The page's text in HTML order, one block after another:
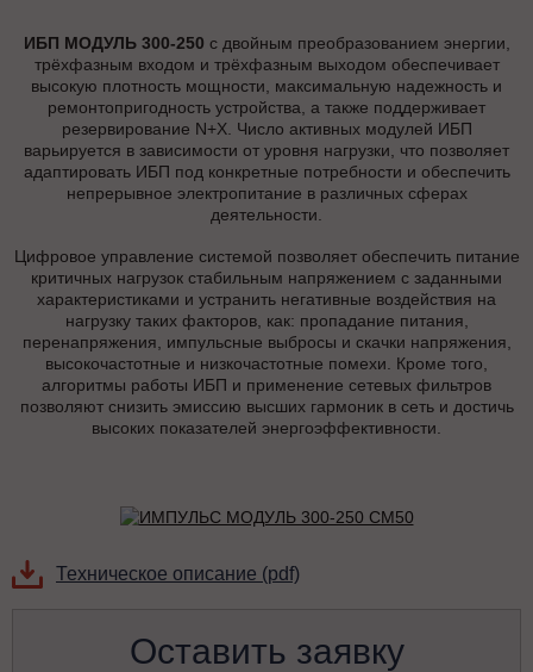
ИБП МОДУЛЬ 300-250 с двойным преобразованием энергии,
трёхфазным входом и трёхфазным выходом обеспечивает
высокую плотность мощности, максимальную надежность и
ремонтопригодность устройства, а также поддерживает
резервирование N+X. Число активных модулей ИБП
варьируется в зависимости от уровня нагрузки, что позволяет
адаптировать ИБП под конкретные потребности и обеспечить
непрерывное электропитание в различных сферах
деятельности.
Цифровое управление системой позволяет обеспечить питание
критичных нагрузок стабильным напряжением с заданными
характеристиками и устранить негативные воздействия на
нагрузку таких факторов, как: пропадание питания,
перенапряжения, импульсные выбросы и скачки напряжения,
высокочастотные и низкочастотные помехи. Кроме того,
алгоритмы работы ИБП и применение сетевых фильтров
позволяют снизить эмиссию высших гармоник в сеть и достичь
высоких показателей энергоэффективности.
Техническое описание (pdf)
Оставить заявку